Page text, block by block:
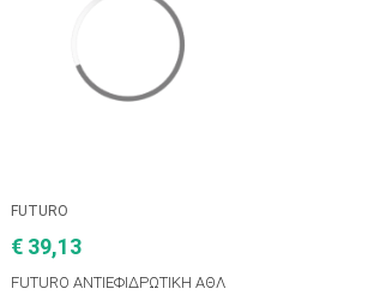
FUTURO
€ 39,13
FUTURO ΑΝΤΙΕΦΙΔΡΩΤΙΚΗ ΑΘΛ